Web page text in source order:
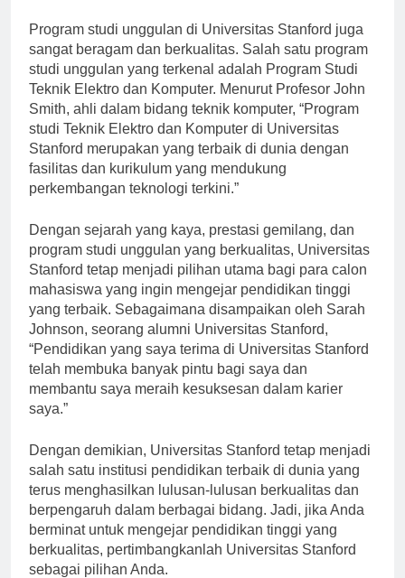
Program studi unggulan di Universitas Stanford juga
sangat beragam dan berkualitas. Salah satu program
studi unggulan yang terkenal adalah Program Studi
Teknik Elektro dan Komputer. Menurut Profesor John
Smith, ahli dalam bidang teknik komputer, “Program
studi Teknik Elektro dan Komputer di Universitas
Stanford merupakan yang terbaik di dunia dengan
fasilitas dan kurikulum yang mendukung
perkembangan teknologi terkini.”
Dengan sejarah yang kaya, prestasi gemilang, dan
program studi unggulan yang berkualitas, Universitas
Stanford tetap menjadi pilihan utama bagi para calon
mahasiswa yang ingin mengejar pendidikan tinggi
yang terbaik. Sebagaimana disampaikan oleh Sarah
Johnson, seorang alumni Universitas Stanford,
“Pendidikan yang saya terima di Universitas Stanford
telah membuka banyak pintu bagi saya dan
membantu saya meraih kesuksesan dalam karier
saya.”
Dengan demikian, Universitas Stanford tetap menjadi
salah satu institusi pendidikan terbaik di dunia yang
terus menghasilkan lulusan-lulusan berkualitas dan
berpengaruh dalam berbagai bidang. Jadi, jika Anda
berminat untuk mengejar pendidikan tinggi yang
berkualitas, pertimbangkanlah Universitas Stanford
sebagai pilihan Anda.